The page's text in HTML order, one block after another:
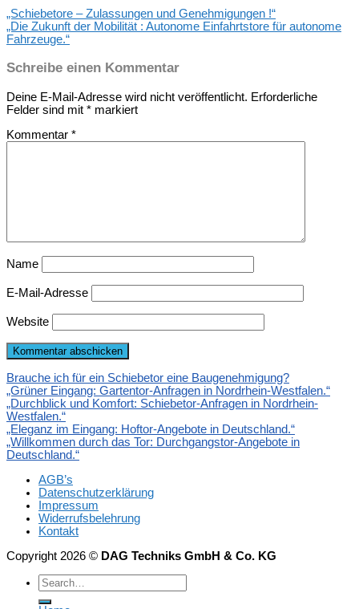
„Schiebetore – Zulassungen und Genehmigungen !“
„Die Zukunft der Mobilität : Autonome Einfahrtstore für autonome
Fahrzeuge.“
Schreibe einen Kommentar
Deine E-Mail-Adresse wird nicht veröffentlicht. Erforderliche
Felder sind mit * markiert
Kommentar *
Name
E-Mail-Adresse
Website
Brauche ich für ein Schiebetor eine Baugenehmigung?
„Grüner Eingang: Gartentor-Anfragen in Nordrhein-Westfalen.“
„Durchblick und Komfort: Schiebetor-Anfragen in Nordrhein-
Westfalen.“
„Eleganz im Eingang: Hoftor-Angebote in Deutschland.“
„Willkommen durch das Tor: Durchgangstor-Angebote in
Deutschland.“
AGB’s
Datenschutzerklärung
Impressum
Widerrufsbelehrung
Kontakt
Copyright 2026 © DAG Techniks GmbH & Co. KG